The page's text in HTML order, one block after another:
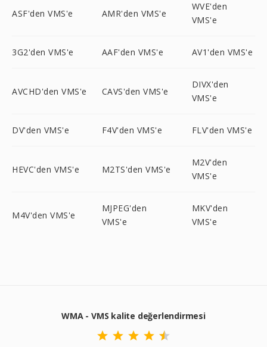
ASF'den VMS'e AMR'den VMS'e
WVE'den
VMS'e
3G2'den VMS'e AAF'den VMS'e AV1'den VMS'e
AVCHD'den VMS'e CAVS'den VMS'e
DIVX'den
VMS'e
DV'den VMS'e F4V'den VMS'e FLV'den VMS'e
HEVC'den VMS'e M2TS'den VMS'e
M2V'den
VMS'e
M4V'den VMS'e
MJPEG'den
VMS'e
MKV'den
VMS'e
WMA - VMS kalite değerlendirmesi